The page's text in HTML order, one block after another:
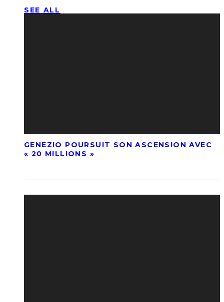
SEE ALL
GENEZIO POURSUIT SON ASCENSION AVEC
« 20 MILLIONS »